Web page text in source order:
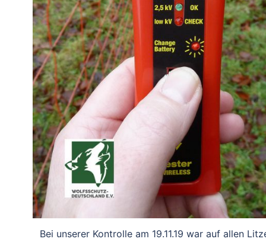
Bei unserer Kontrolle am 19.11.19 war auf allen